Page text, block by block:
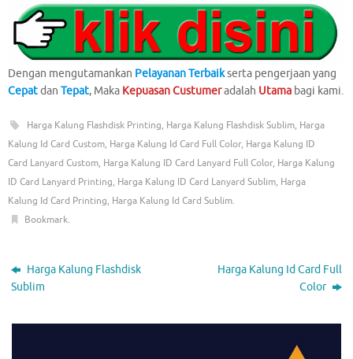
Dengan mengutamankan Pelayanan Terbaikserta pengerjaan yang
Cepatdan Tepat, Maka Kepuasan Custumeradalah Utama bagi kami.
Harga Kalung Flashdisk Printing, Harga Kalung Flashdisk Sublim, Harga
Kalung Id Card Custom, Harga Kalung Id Card Full Color, Harga Kalung ID
Card Lanyard Custom, Harga Kalung ID Card Lanyard Full Color, Harga Kalung
ID Card Lanyard Printing, Harga Kalung ID Card Lanyard Sublim, Harga
Kalung Id Card Printing, Harga Kalung Id Card Sublim.
Bookmark.
Harga Kalung Flashdisk
Sublim
Harga Kalung Id Card Full
Color